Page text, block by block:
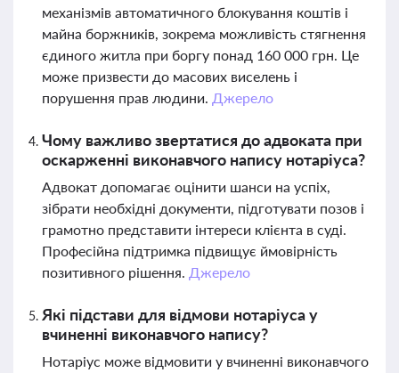
механізмів автоматичного блокування коштів і
майна боржників, зокрема можливість стягнення
єдиного житла при боргу понад 160 000 грн. Це
може призвести до масових виселень і
порушення прав людини. Джерело
Чому важливо звертатися до адвоката при
оскарженні виконавчого напису нотаріуса?
Адвокат допомагає оцінити шанси на успіх,
зібрати необхідні документи, підготувати позов і
грамотно представити інтереси клієнта в суді.
Професійна підтримка підвищує ймовірність
позитивного рішення. Джерело
Які підстави для відмови нотаріуса у
вчиненні виконавчого напису?
Нотаріус може відмовити у вчиненні виконавчого